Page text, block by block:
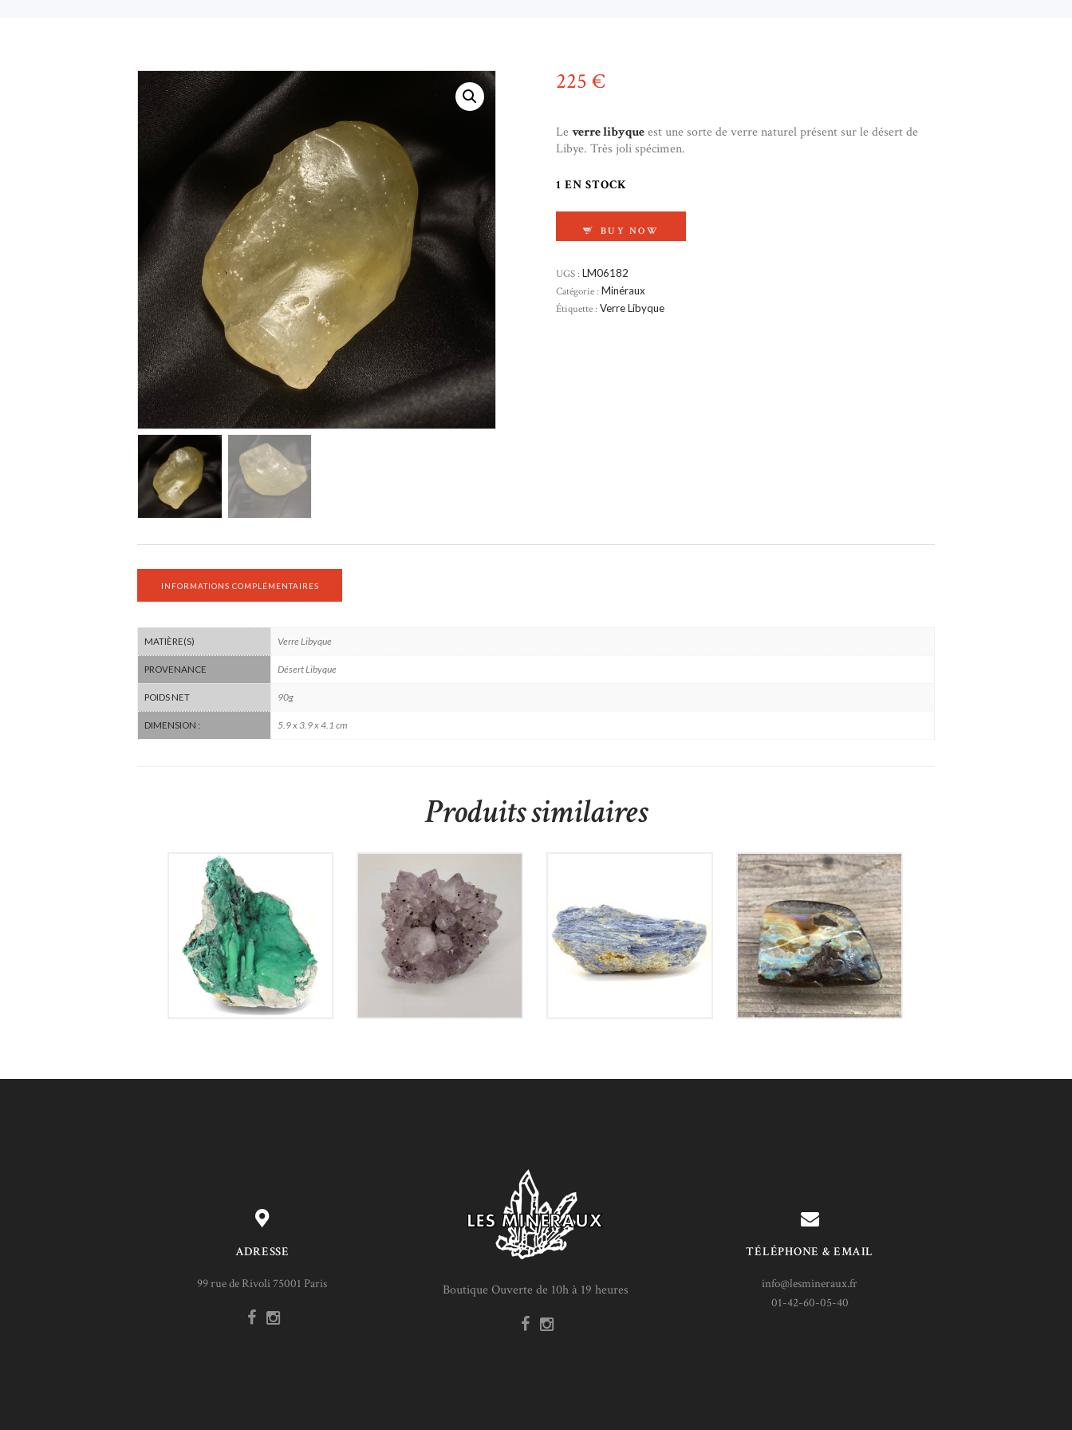
225 €
Leverre libyqueest une sorte de verre naturel présent sur le désert de
Libye. Très joli spécimen.
1 EN STOCK
BUY NOW
UGS : LM06182
Catégorie : Minéraux
Étiquette : Verre Libyque
INFORMATIONS COMPLÉMENTAIRES
MATIÈRE(S) Verre Libyque
PROVENANCE Désert Libyque
POIDS NET 90g
DIMENSION : 5.9 x 3.9 x 4.1 cm
Produits similaires
Stalactite de
Malachite
380€
Améthyste du Brésil
80€
120€
Opale Boulder
350€
ADRESSE
99 rue de Rivoli 75001 Paris Boutique Ouverte de 10h à 19 heures
TÉLÉPHONE & EMAIL
info@lesmineraux.fr
01-42-60-05-40